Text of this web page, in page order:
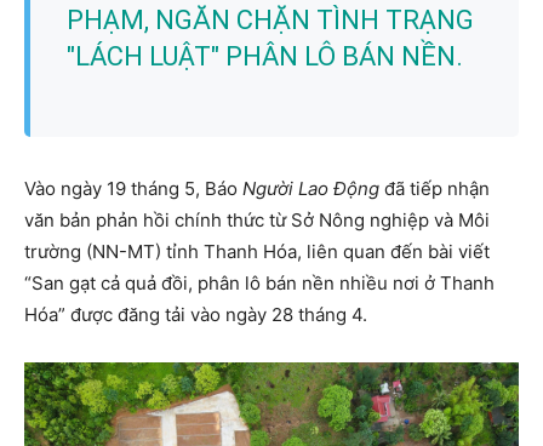
PHẠM, NGĂN CHẶN TÌNH TRẠNG
"LÁCH LUẬT" PHÂN LÔ BÁN NỀN.
Vào ngày 19 tháng 5, Báo Người Lao Động đã tiếp nhận
văn bản phản hồi chính thức từ Sở Nông nghiệp và Môi
trường (NN-MT) tỉnh Thanh Hóa, liên quan đến bài viết
“San gạt cả quả đồi, phân lô bán nền nhiều nơi ở Thanh
Hóa” được đăng tải vào ngày 28 tháng 4.